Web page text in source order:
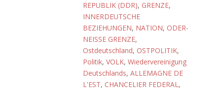
REPUBLIK (DDR), GRENZE,
INNERDEUTSCHE
BEZIEHUNGEN, NATION, ODER-
NEISSE GRENZE,
Ostdeutschland, OSTPOLITIK,
Politik, VOLK, Wiedervereinigung
Deutschlands, ALLEMAGNE DE
L'EST, CHANCELIER FEDERAL,